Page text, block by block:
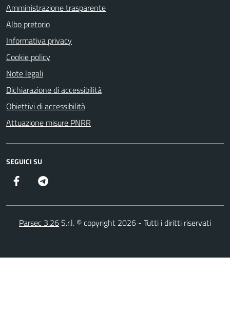
Amministrazione trasparente
Albo pretorio
Informativa privacy
Cookie policy
Note legali
Dichiarazione di accessibilità
Obiettivi di accessibilità
Attuazione misure PNRR
SEGUICI SU
Facebook
Parsec 3.26S.r.l. © copyright 2026 - Tutti i diritti riservati